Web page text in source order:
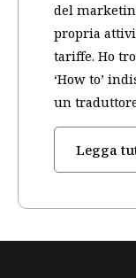
del
propria
tariffe. Ho
‘How to’
un
Legga